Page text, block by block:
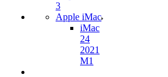
3
Apple iMac
iMac
24
2021
M1